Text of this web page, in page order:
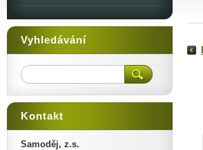
Vyhledávání
Kontakt
Samoděj, z.s.